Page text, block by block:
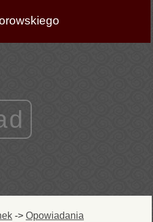
-> Opowiadania